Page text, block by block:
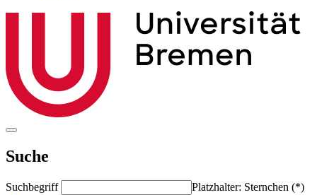
Suche
Suchbegriff
Platzhalter: Sternchen (*)